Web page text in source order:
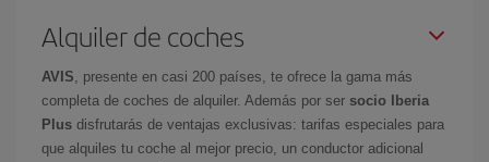
Alquiler de coches
AVIS , presente en casi 200 países, te ofrece la gama más
completa de coches de alquiler. Además por ser socio Iberia
Plus disfrutarás de ventajas exclusivas: tarifas especiales para
que alquiles tu coche al mejor precio, un conductor adicional